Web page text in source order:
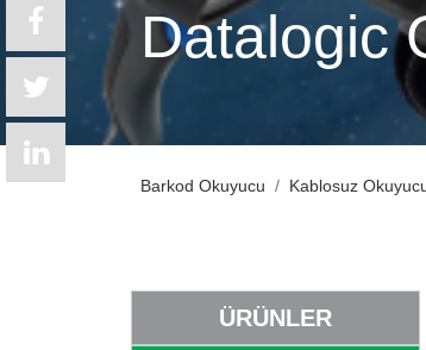
Datalogic
Barkod Okuyucu Kablosuz
ÜRÜNLER